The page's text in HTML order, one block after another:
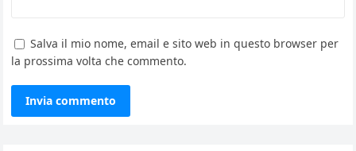
Salva il mio nome, email e sito web in questo browser per
la prossima volta che commento.